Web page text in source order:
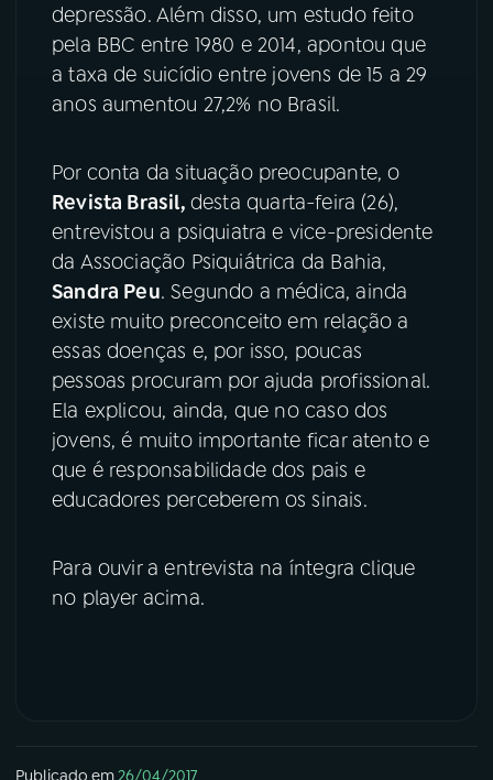
YouTube Facebook
Instagram X
depressão. Além disso, um estudo feito
pela BBC entre 1980 e 2014, apontou que
a taxa de suicídio entre jovens de 15 a 29
anos aumentou 27,2% no Brasil.
Por conta da situação preocupante, o
Revista Brasil, desta quarta-feira (26),
entrevistou a psiquiatra e vice-presidente
da Associação Psiquiátrica da Bahia,
Sandra Peu. Segundo a médica, ainda
existe muito preconceito em relação a
essas doenças e, por isso, poucas
pessoas procuram por ajuda profissional.
Ela explicou, ainda, que no caso dos
jovens, é muito importante ficar atento e
que é responsabilidade dos pais e
educadores perceberem os sinais.
Para ouvir a entrevista na íntegra clique
no player acima.
Publicado em26/04/2017